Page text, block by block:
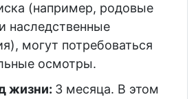
(например, родовые
наследственные
могут потребоваться
осмотры.
жизни: 3 месяца. В этом